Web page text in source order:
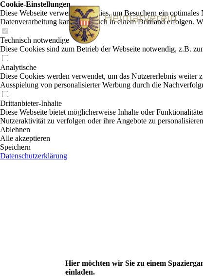
Hier möchten wir Sie zu einem
einladen.
Cookie-Einstellungen
Diese Webseite verwendet Cookies, um Besuchern ein
Datenverarbeitung kann dann auch in einem Drittland erfolgen.
Technisch notwendige
Diese Cookies sind zum Betrieb der Webseite notwendig, z.B.
Analytische
Diese Cookies werden verwendet, um das Nutzererlebnis
Ausspielung von personalisierter Werbung durch die
Drittanbieter-Inhalte
Diese Webseite bietet möglicherweise Inhalte oder
Nutzeraktivität zu verfolgen oder ihre Angebote zu
Ablehnen
Alle akzeptieren
Speichern
Datenschutzerklärung